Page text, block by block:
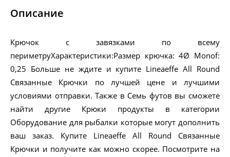
Описание
Крючок с завязками по всему
периметруХарактеристики:Размер крючка: 4Ø Monof:
0,25 Больше не ждите и купите Lineaeffe All Round
Связанные Крючки по лучшей цене и лучшими
условиями отправки. Также в Семь футов вы сможете
найти другие Крюки продукты в категории
Оборудование для рыбалки которые могут дополнить
ваш заказ. Купите Lineaeffe All Round Связанные
Крючки и получите как можно скорее. Посмотрите на